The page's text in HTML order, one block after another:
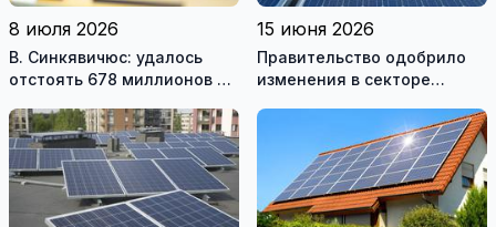
8 июля 2026
В. Синкявичюс: удалось
отстоять 678 миллионов на
15 июня 2026
Правительство одобрило
изменения в секторе